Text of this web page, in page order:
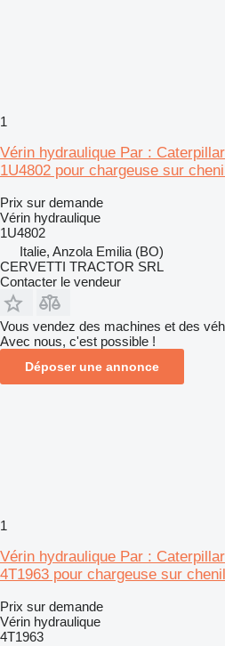
1
Vérin hydraulique Par :
1U4802 pour chargeuse sur
Prix sur demande
Vérin hydraulique
1U4802
Italie, Anzola Emilia (BO)
CERVETTI TRACTOR SRL
Contacter le vendeur
Vous vendez des machines et des
Avec nous, c'est possible !
Déposer une annonce
1
Vérin hydraulique Par :
4T1963 pour chargeuse sur
Prix sur demande
Vérin hydraulique
4T1963